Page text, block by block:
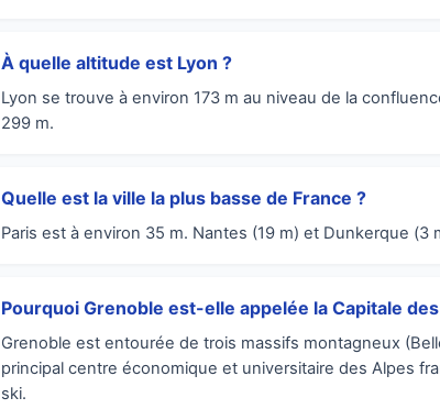
À quelle altitude est Lyon ?
Lyon se trouve à environ 173 m au niveau de la
299 m.
Quelle est la ville la plus basse de France ?
Paris est à environ 35 m. Nantes (19 m) et Dunkerque
Pourquoi Grenoble est-elle appelée la Capitale
Grenoble est entourée de trois massifs montagneux
principal centre économique et universitaire des Alpes
ski.